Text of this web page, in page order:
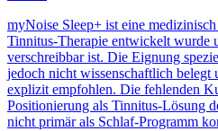
myNoise Sleep+ ist eine
Tinnitus-Therapie entwickelt wurde
verschreibbar ist. Die Eignung
jedoch nicht wissenschaftlich
explizit empfohlen. Die fehlenden
Positionierung als Tinnitus-Lösung
nicht primär als Schlaf-Programm